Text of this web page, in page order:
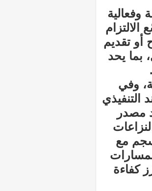
وفعالية
الالتزام
أو تقديم
بما يحد
وفي
التنفيذي
مصدر
مع
كفاءة